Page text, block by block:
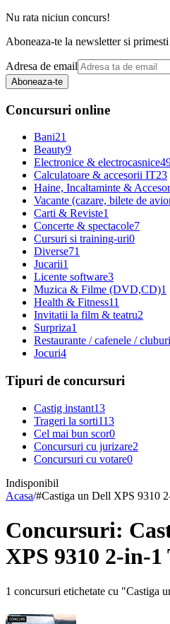
Nu rata niciun concurs!
Aboneaza-te la newsletter si
Adresa de email
Aboneaza-te
Concursuri online
Bani21
Beauty9
Electronice & electrocasnice
Calculatoare & accesorii IT23
Haine, Incaltaminte &
Vacante (cazare, bilete de
Carti & Reviste1
Concerte & spectacole7
Cursuri si training-uri0
Diverse71
Jucarii1
Licente software3
Muzica & Filme (DVD,CD)1
Health & Fitness11
Invitatii la film & teatru2
Surpriza1
Restaurante / cafenele /
Jocuri4
Tipuri de concursuri
Castig instant13
Trageri la sorti113
Cel mai bun scor0
Concursuri cu jurizare2
Concursuri cu votare0
Indisponibil
Acasa/#Castiga un Dell XPS 9310
Concursuri:
XPS 9310 2-in-
1 concursuri etichetate cu "Castiga